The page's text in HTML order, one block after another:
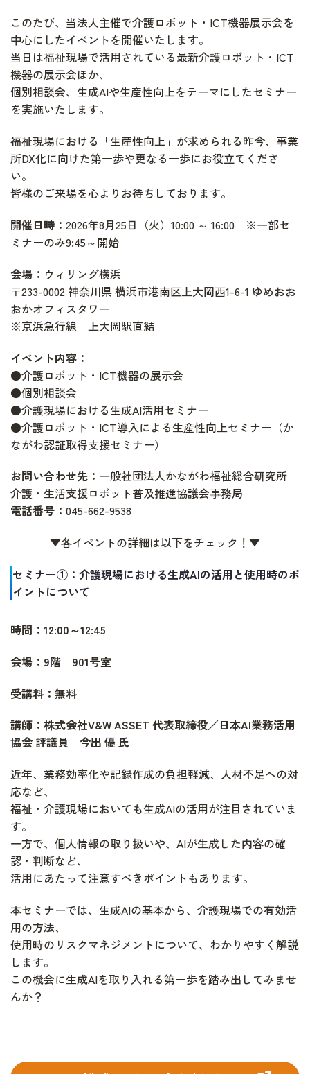
このたび、当法人主催で介護ロボット・ICT機器展示会を
中心にしたイベントを開催いたします。
当日は福祉現場で活用されている最新介護ロボット・ICT
機器の展示会ほか、
個別相談会、生成AIや生産性向上をテーマにしたセミナー
を実施いたします。
福祉現場における「生産性向上」が求められる昨今、事業
所DX化に向けた第一歩や更なる一歩にお役立てくださ
い。
皆様のご来場を心よりお待ちしております。
開催日時： 2026年8月25日（火）10:00 ～ 16:00 ※一部セ
ミナーのみ9:45～開始
会場： ウィリング横浜
〒233-0002 神奈川県 横浜市港南区上大岡西1-6-1 ゆめおお
おかオフィスタワー
※京浜急行線 上大岡駅直結
イベント内容：
●介護ロボット・ICT機器の展示会
●個別相談会
●介護現場における生成AI活用セミナー
●介護ロボット・ICT導入による生産性向上セミナー（か
ながわ認証取得支援セミナー）
お問い合わせ先： 一般社団法人かながわ福祉総合研究所
介護・生活支援ロボット普及推進協議会事務局
電話番号： 045-662-9538
▼各イベントの詳細は以下をチェック！▼
セミナー①：介護現場における生成AIの活用と使用時のポ
イントについて
時間：12:00～12:45
会場：9階 901号室
受講料：無料
講師：株式会社V&W ASSET 代表取締役／日本AI業務活用
協会 評議員 今出 優 氏
近年、業務効率化や記録作成の負担軽減、人材不足への対
応など、
福祉・介護現場においても生成AIの活用が注目されていま
す。
一方で、個人情報の取り扱いや、AIが生成した内容の確
認・判断など、
活用にあたって注意すべきポイントもあります。
本セミナーでは、生成AIの基本から、介護現場での有効活
用の方法、
使用時のリスクマネジメントについて、わかりやすく解説
します。
この機会に生成AIを取り入れる第一歩を踏み出してみませ
んか？